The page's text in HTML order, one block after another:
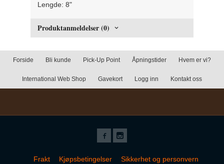
Lengde: 8"
Produktanmeldelser (0)
Forside Bli kunde Pick-Up Point Åpningstider Hvem er vi?
International Web Shop Gavekort Logg inn Kontakt oss
Frakt Kjøpsbetingelser Sikkerhet og personvern